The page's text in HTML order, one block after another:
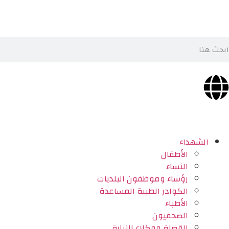
الشهداء
الأطفال
النساء
رؤساء وموظفون البلديات
الكوادر الطبية المساعدة
الأطباء
الصحفيون